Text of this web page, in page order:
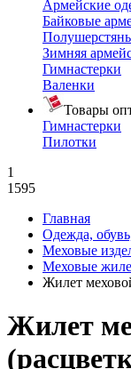
Армейские
Байковые
Зимняя
Гимнастерки
Валенки
Товары
Гимнастерки
Пилотки
1
1595
Главная
Одежда,
Меховые
Меховые
Жилет
Жилет